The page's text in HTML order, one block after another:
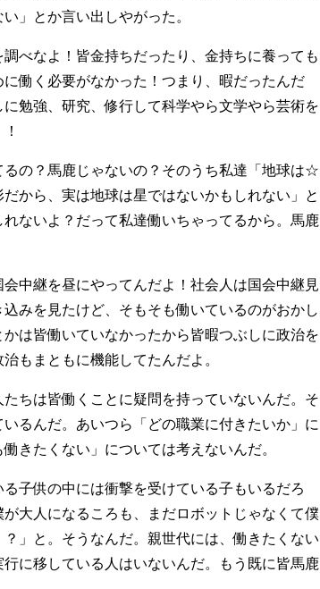
」とか言い出しやがった。
べなよ！皆金持ちだったり、金持ちに養っても
働く必要がなかった！つまり、暇だったんだ
勉強、研究、修行して科学やら文学やら芸術を
の？馬鹿じゃないの？そのうち私達「地球は☆
から、実は地球は星ではないかもしれない」と
ないよ？だって私達働いちゃってるから。馬鹿
中継を昼にやってんだよ！社会人は国会中継見
みを見たけど、そもそも働いているのがおかし
は皆働いていなかったから皆暇つぶしに政治を
もまともに機能してたんだよ。
ちは皆働くことに疑問を持っていないんだ。そ
るんだ。あいつら「どの職業に付きたいか」に
きたくない」については考えないんだ。
子供の中には衝撃を受けている子もいるだろ
大人になるころも、まだロボットじゃなくて僕
」と。そうなんだ。親世代には、働きたくない
に移している人はいないんだ。もう既に皆馬鹿